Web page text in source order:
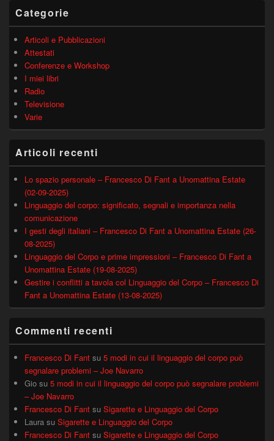
Categorie
Articoli e Pubblicazioni
Attestati
Conferenze e Workshop
I miei libri
Radio
Televisione
Varie
Articoli recenti
Lo spazio personale – Francesco Di Fant a Unomattina Estate
(02-09-2025)
Linguaggio del corpo: significato, segnali e importanza nella
comunicazione
I gesti degli italiani – Francesco Di Fant a Unomattina Estate (26-
08-2025)
Linguaggio del Corpo e prime impressioni – Francesco Di Fant a
Unomattina Estate (19-08-2025)
Gestire i conflitti a tavola col Linguaggio del Corpo – Francesco Di
Fant a Unomattina Estate (13-08-2025)
Commenti recenti
Francesco Di Fant su 5 modi in cui il linguaggio del corpo può
segnalare problemi – Joe Navarro
Gio su 5 modi in cui il linguaggio del corpo può segnalare problemi
– Joe Navarro
Francesco Di Fant su Sigarette e Linguaggio del Corpo
Laura su Sigarette e Linguaggio del Corpo
Francesco Di Fant su Sigarette e Linguaggio del Corpo